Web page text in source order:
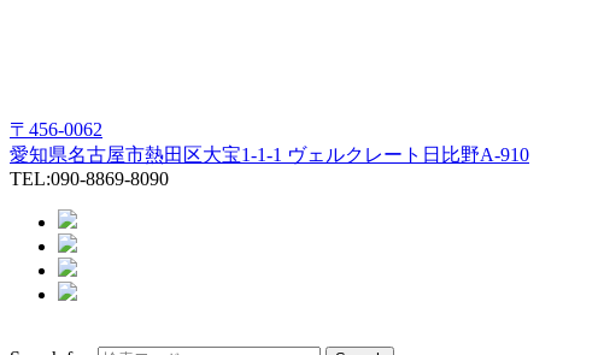
〒456-0062
愛知県名古屋市熱田区大宝1-1-1 ヴェルクレート日比野A-910
TEL:090-8869-8090